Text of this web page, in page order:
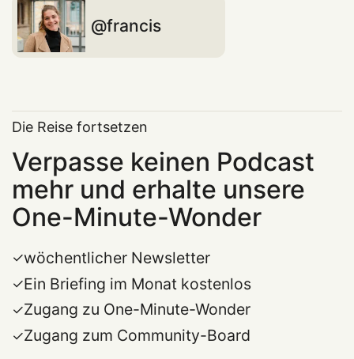
francis
Die Reise fortsetzen
Verpasse keinen Podcast
mehr und erhalte unsere
One-Minute-Wonder
wöchentlicher Newsletter
Ein Briefing im Monat kostenlos
Zugang zu One-Minute-Wonder
Zugang zum Community-Board